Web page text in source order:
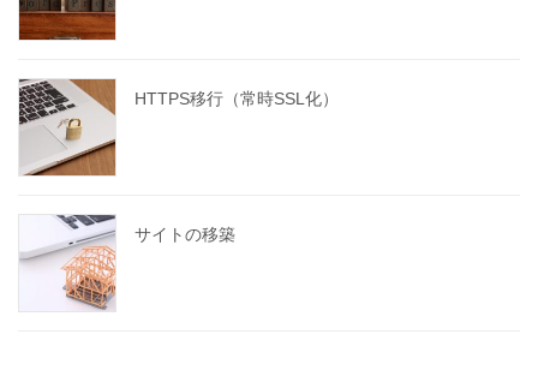
HTTPS移行（常時SSL化）
サイトの移築